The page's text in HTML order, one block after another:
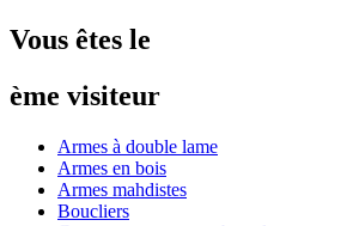
Vous êtes le
ème visiteur
Armes à double lame
Armes en bois
Armes mahdistes
Boucliers